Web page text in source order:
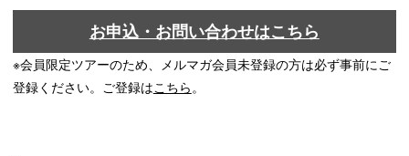
お申込・お問い合わせはこちら
※会員限定ツアーのため、メルマガ会員未登録の方は必ず事前にご
登録ください。ご登録はこちら 。